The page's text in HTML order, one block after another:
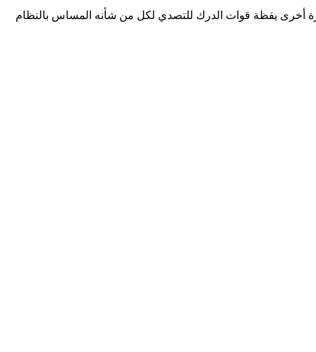
مرة أخرى يقظة قوات الدرك للتصدي لكل من شأنه المساس بالنظام